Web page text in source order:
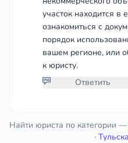
участок находится в
ознакомиться с
порядок
вашем регионе, или
к юристу.
Ответить
Найти юриста по категории —
·